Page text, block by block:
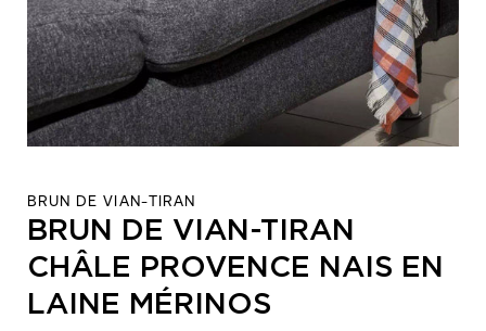
BRUN DE VIAN-TIRAN
BRUN DE VIAN-TIRAN
CHÂLE PROVENCE NAIS EN
LAINE MÉRINOS